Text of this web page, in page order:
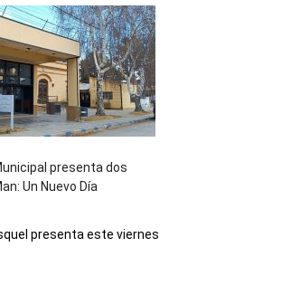
presenta dos
Un Nuevo Día
presenta este viernes